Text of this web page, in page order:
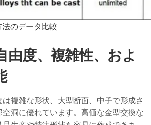
のデータ比較
由度、複雑性、およ
は複雑な形状、大型断面、中子で形成さ
空洞に優れています。高価な金型交換な